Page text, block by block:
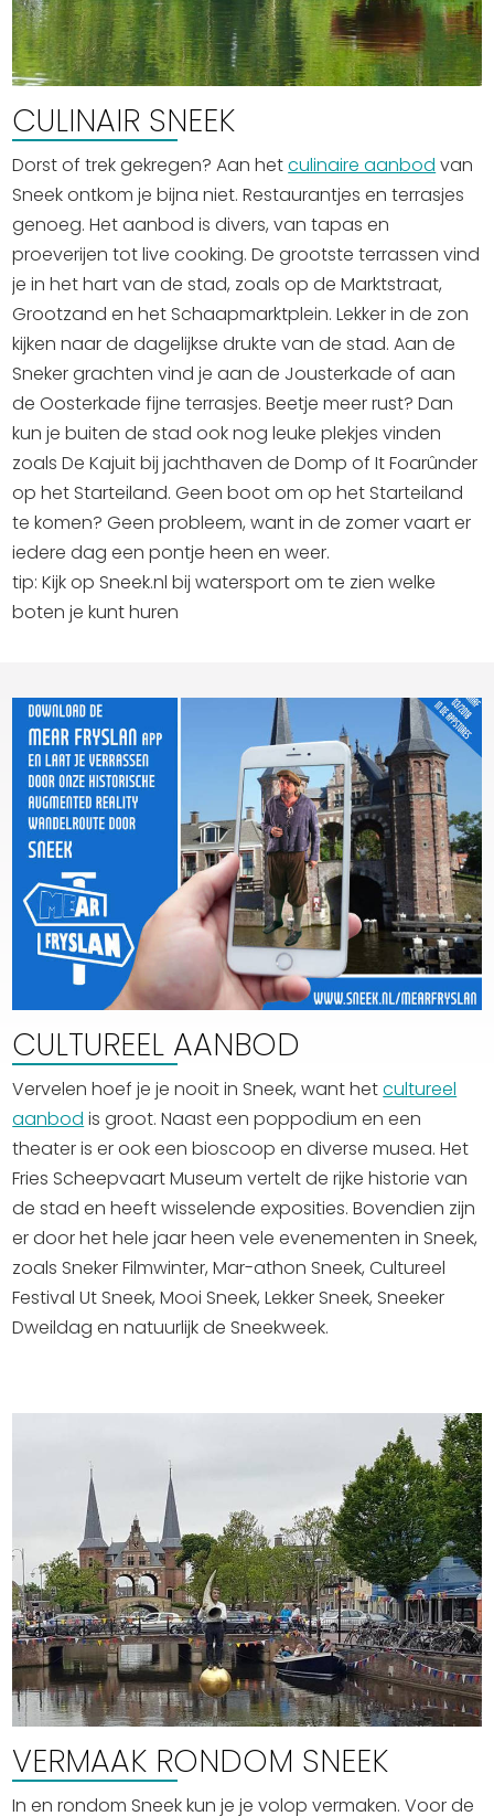
CULINAIR SNEEK
Dorst of trek gekregen? Aan hetculinaire aanbod van
Sneek ontkom je bijna niet. Restaurantjes en terrasjes
genoeg. Het aanbod is divers, van tapas en
proeverijen tot live cooking. De grootste terrassen vind
je in het hart van de stad, zoals op de Marktstraat,
Grootzand en het Schaapmarktplein. Lekker in de zon
kijken naar de dagelijkse drukte van de stad. Aan de
Sneker grachten vind je aan de Jousterkade of aan
de Oosterkade fijne terrasjes. Beetje meer rust? Dan
kun je buiten de stad ook nog leuke plekjes vinden
zoals De Kajuit bij jachthaven de Domp of It Foarûnder
op het Starteiland. Geen boot om op het Starteiland
te komen? Geen probleem, want in de zomer vaart er
iedere dag een pontje heen en weer.
tip: Kijk op Sneek.nl bij watersport om te zien welke
boten je kunt huren
CULTUREEL AANBOD
Vervelen hoef je je nooit in Sneek, want hetcultureel
aanbod is groot. Naast een poppodium en een
theater is er ook een bioscoop en diverse musea. Het
Fries Scheepvaart Museum vertelt de rijke historie van
de stad en heeft wisselende exposities. Bovendien zijn
er door het hele jaar heen vele evenementen in Sneek,
zoals Sneker Filmwinter, Mar-athon Sneek, Cultureel
Festival Ut Sneek, Mooi Sneek, Lekker Sneek, Sneeker
Dweildag en natuurlijk de Sneekweek.
VERMAAK RONDOM SNEEK
In en rondom Sneek kun je je volop vermaken. Voor de